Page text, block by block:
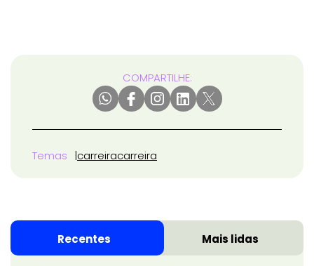
COMPARTILHE:
Temas carreiracarreira
Recentes Mais lidas